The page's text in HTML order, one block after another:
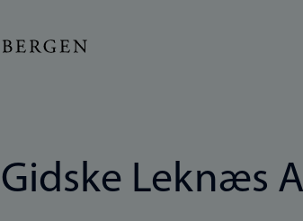
Gidske Leknæs